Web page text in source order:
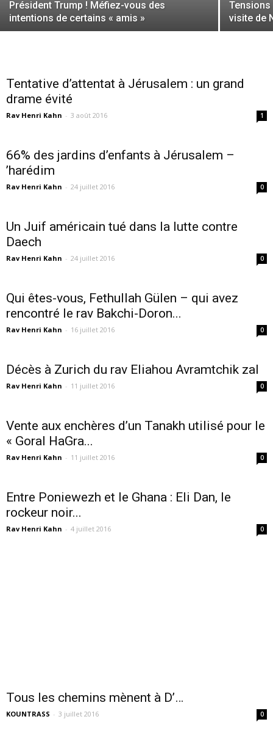
Président Trump ! Méfiez-vous des
intentions de certains « amis »
Tensions
visite de
Tentative d’attentat à Jérusalem : un grand
drame évité
Rav Henri Kahn - 3 août 2016 1
66% des jardins d’enfants à Jérusalem –
’harédim
Rav Henri Kahn - 24 juillet 2016 0
Un Juif américain tué dans la lutte contre
Daech
Rav Henri Kahn - 24 juillet 2016 0
Qui êtes-vous, Fethullah Gülen – qui avez
rencontré le rav Bakchi-Doron...
Rav Henri Kahn - 16 juillet 2016 0
Décès à Zurich du rav Eliahou Avramtchik zal
Rav Henri Kahn - 11 juillet 2016 0
Vente aux enchères d’un Tanakh utilisé pour le
« Goral HaGra...
Rav Henri Kahn - 11 juillet 2016 0
Entre Poniewezh et le Ghana : Eli Dan, le
rockeur noir...
Rav Henri Kahn - 4 juillet 2016 0
Tous les chemins mènent à D’…
KOUNTRASS - 3 juillet 2016 0